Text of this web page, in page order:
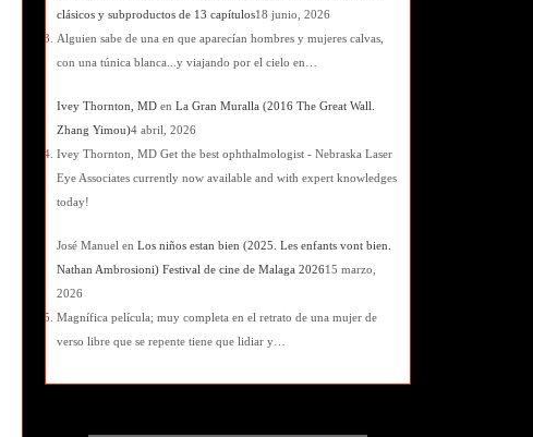
clásicos y subproductos de 13 capítulos18 junio, 2026
Alguien sabe de una en que aparecían hombres y mujeres calvas,
con una túnica blanca...y viajando por el cielo en…
Ivey Thornton, MD en La Gran Muralla (2016 The Great Wall.
Zhang Yimou)4 abril, 2026
Ivey Thornton, MD Get the best ophthalmologist - Nebraska Laser
Eye Associates currently now available and with expert knowledges
today!
José Manuel en Los niños estan bien (2025. Les enfants vont bien.
Nathan Ambrosioni) Festival de cine de Malaga 202615 marzo,
2026
Magnífica película; muy completa en el retrato de una mujer de
verso libre que se repente tiene que lidiar y…